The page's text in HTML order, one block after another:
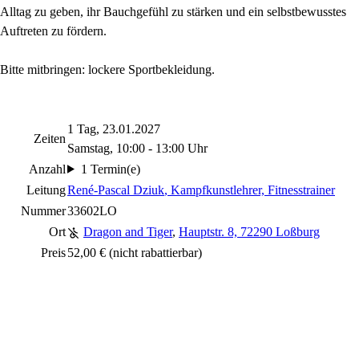
Alltag zu geben, ihr Bauchgefühl zu stärken und ein selbstbewusstes
Auftreten zu fördern.
Bitte mitbringen: lockere Sportbekleidung.
Zeiten
1 Tag, 23.01.2027
Samstag, 10:00 - 13:00 Uhr
Anzahl
1 Termin(e)
LeitungRené-Pascal Dziuk, Kampfkunstlehrer, Fitnesstrainer
Nummer33602LO
Ort
Dragon and Tiger, Hauptstr. 8, 72290 Loßburg
Preis52,00 € (nicht rabattierbar)